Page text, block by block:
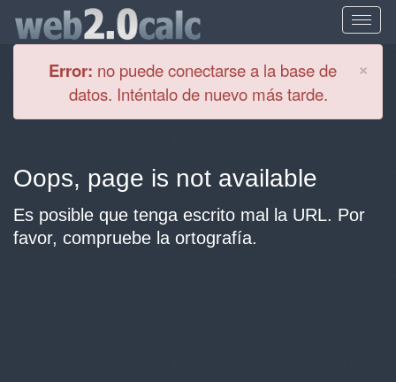
×
Error: no puede conectarse a la base de
datos. Inténtalo de nuevo más tarde.
Oops, page is not available
Es posible que tenga escrito mal la URL. Por
favor, compruebe la ortografía.